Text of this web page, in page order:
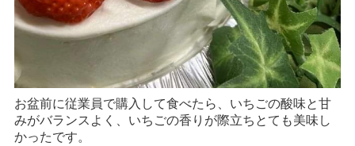
お盆前に従業員で購入して食べたら、いちごの酸味と甘
みがバランスよく、いちごの香りが際立ちとても美味し
かったです。